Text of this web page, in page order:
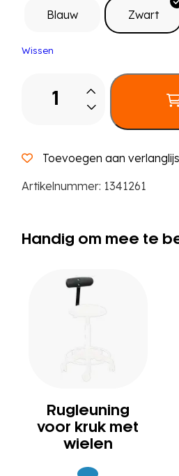
Blauw Zwart
Wissen
36
43
Toevoegen aan
Artikelnummer: 1341261
Handig om mee te
Rugleuning
voor kruk met
wielen